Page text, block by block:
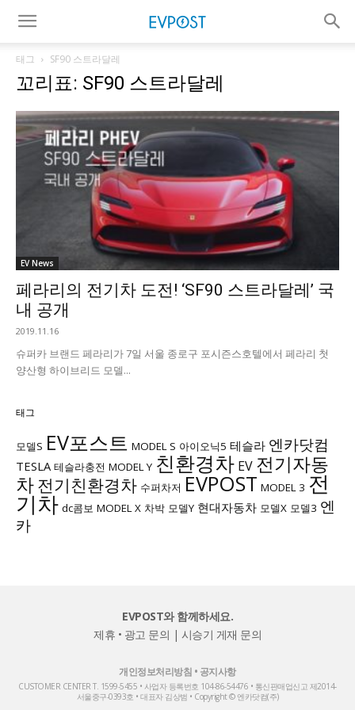
태그 SF90 스트라달레
꼬리표: SF90 스트라달레
EV News
페라리의 전기차 도전! ‘SF90 스트라달레’ 국
내 공개
2019.11.16
슈퍼카 브랜드 페라리가 7일 서울 종로구 포시즌스호텔에서 페라리 첫
양산형 하이브리드 모델...
태그
모델S EV포스트 MODEL S 아이오닉5 테슬라 엔카닷컴
TESLA 테슬라충전 MODEL Y 친환경차 EV 전기자동
차전기친환경차 수퍼차저 EVPOST MODEL 3 전
기차 dc콤보 MODEL X 차박 모델Y 현대자동차 모델X 모델3 엔
카
EVPOST와 함께하세요.
제휴 • 광고 문의 | 시승기 게재 문의
개인정보처리방침 • 공지사항
CUSTOMER CENTER T. 1599-5455 • 사업자 등록번호 104-86-54476 • 통신판매업신고 제2014-
서울중구-0393호 • 대표자 김상범 • Copyright © 엔카닷컴(주)